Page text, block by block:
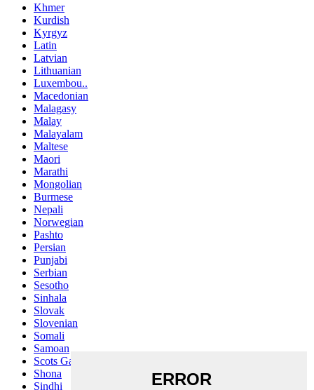
Khmer
Kurdish
Kyrgyz
Latin
Latvian
Lithuanian
Luxembou..
Macedonian
Malagasy
Malay
Malayalam
Maltese
Maori
Marathi
Mongolian
Burmese
Nepali
Norwegian
Pashto
Persian
Punjabi
Serbian
Sesotho
Sinhala
Slovak
Slovenian
Somali
Samoan
Scots Gaelic
Shona
Sindhi